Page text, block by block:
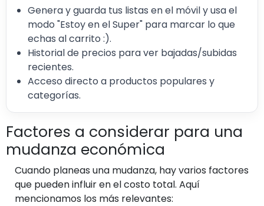
Genera y guarda tus listas en el móvil y usa el
modo "Estoy en el Super" para marcar lo que
echas al carrito :).
Historial de precios para ver bajadas/subidas
recientes.
Acceso directo a productos populares y
categorías.
Factores a considerar para una
mudanza económica
Cuando planeas una mudanza, hay varios factores
que pueden influir en el costo total. Aquí
mencionamos los más relevantes: